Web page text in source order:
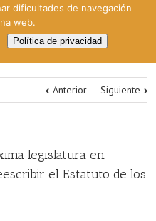
Anterior Siguiente
legislatura en
el Estatuto de los
dificultades de navegación
web.
Política de privacidad